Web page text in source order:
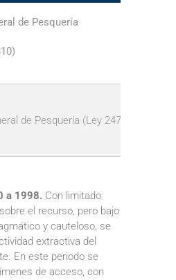
de Pesquería
de Pesquería (Ley 24790)
a 1998.Con limitado
el recurso, pero bajo
y cauteloso, se
extractiva del
En este periodo se
de acceso, con